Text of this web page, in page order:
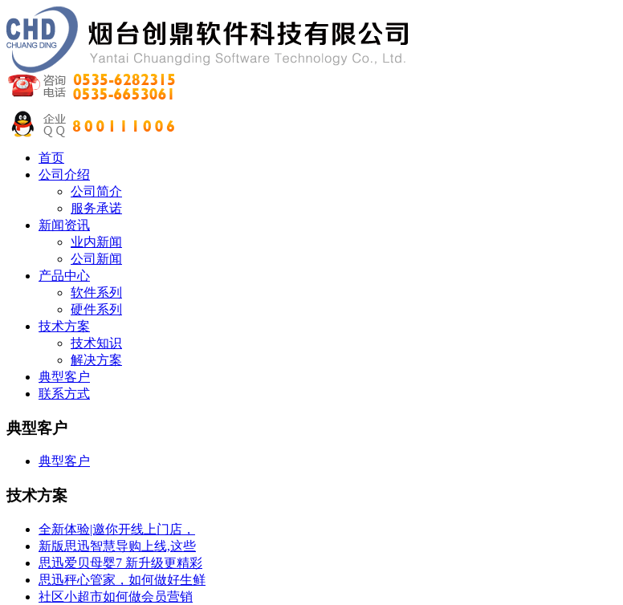
首页
公司介绍
公司简介
服务承诺
新闻资讯
业内新闻
公司新闻
产品中心
软件系列
硬件系列
技术方案
技术知识
解决方案
典型客户
联系方式
典型客户
典型客户
技术方案
全新体验|邀你开线上门店，
新版思迅智慧导购上线,这些
思迅爱贝母婴7 新升级更精彩
思迅秤心管家，如何做好生鲜
社区小超市如何做会员营销